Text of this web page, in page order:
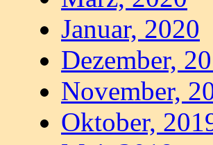
Januar, 2020
Dezember,
November,
Oktober,